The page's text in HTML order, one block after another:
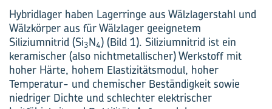
Hybridlager haben Lagerringe aus Wälzlagerstahl und
Wälzkörper aus für Wälzlager geeignetem
Siliziumnitrid (Si3N4) (Bild 1). Siliziumnitrid ist ein
keramischer (also nichtmetallischer) Werkstoff mit
hoher Härte, hohem Elastizitätsmodul, hoher
Temperatur- und chemischer Beständigkeit sowie
niedriger Dichte und schlechter elektrischer